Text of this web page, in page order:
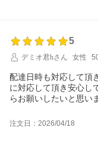
5
デミオ君hさん
女性
配達日時も対応して頂
に対応して頂き安心し
らお願いしたいと思い
注文日：2026/04/18